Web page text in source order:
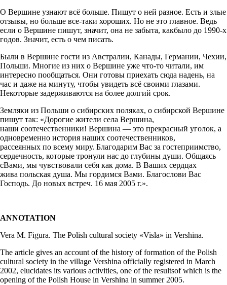
О Вершине узнают всё больше. Пишут о ней разное. Есть и злые
отзывы, но больше все-таки хороших. Но не это главное. Ведь
если о Вершине пишут, значит, она не забыта, какбыло до 1990-х
годов. Значит, есть о чем писать.
Были в Вершине гости из Австралии, Канады, Германии, Чехии,
Польши. Многие из них о Вершине уже что-то читали, им
интересно пообщаться. Они готовы приехать сюда надень, на
час и даже на минуту, чтобы увидеть всё своими глазами.
Некоторые задерживаются на более долгий срок.
Земляки из Польши о сибирских поляках, о сибирской Вершине
пишут так: «Дорогие жители села Вершина,
наши соотечественники! Вершина — это прекрасный уголок, а
одновременно история наших соотечественников,
рассеянных по всему миру. Благодарим Вас за гостеприимство,
сердечность, которые тронули нас до глубины души. Общаясь
сВами, мы чувствовали себя как дома. В Ваших сердцах
жива польская душа. Мы гордимся Вами. Благослови Вас
Господь. До новых встреч. 16 мая 2005 г.».
ANNOTATION
Vera M. Figura. The Polish cultural society «Visla» in Vershina.
The article gives an account of the history of formation of the Polish
cultural society in the village Vershina officially registered in March
2002, elucidates its various activities, one of the resultsof which is the
opening of the Polish House in Vershina in summer 2005.